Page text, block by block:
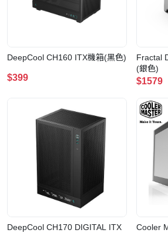
DeepCool CH160 ITX機箱(黑色)
$399
Fractal
(銀色)
$1579
DeepCool CH170 DIGITAL ITX
Cooler